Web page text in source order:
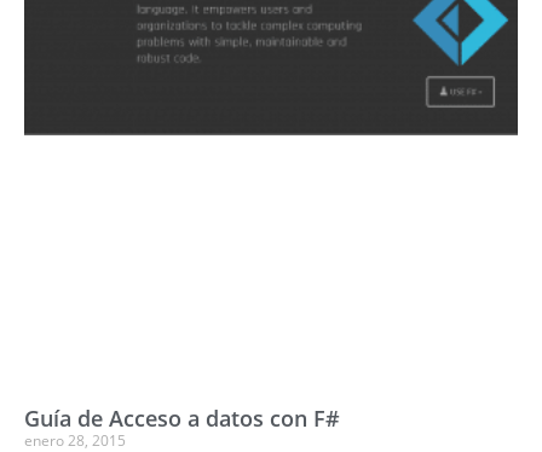
Guía de Acceso a datos con F#
enero 28, 2015